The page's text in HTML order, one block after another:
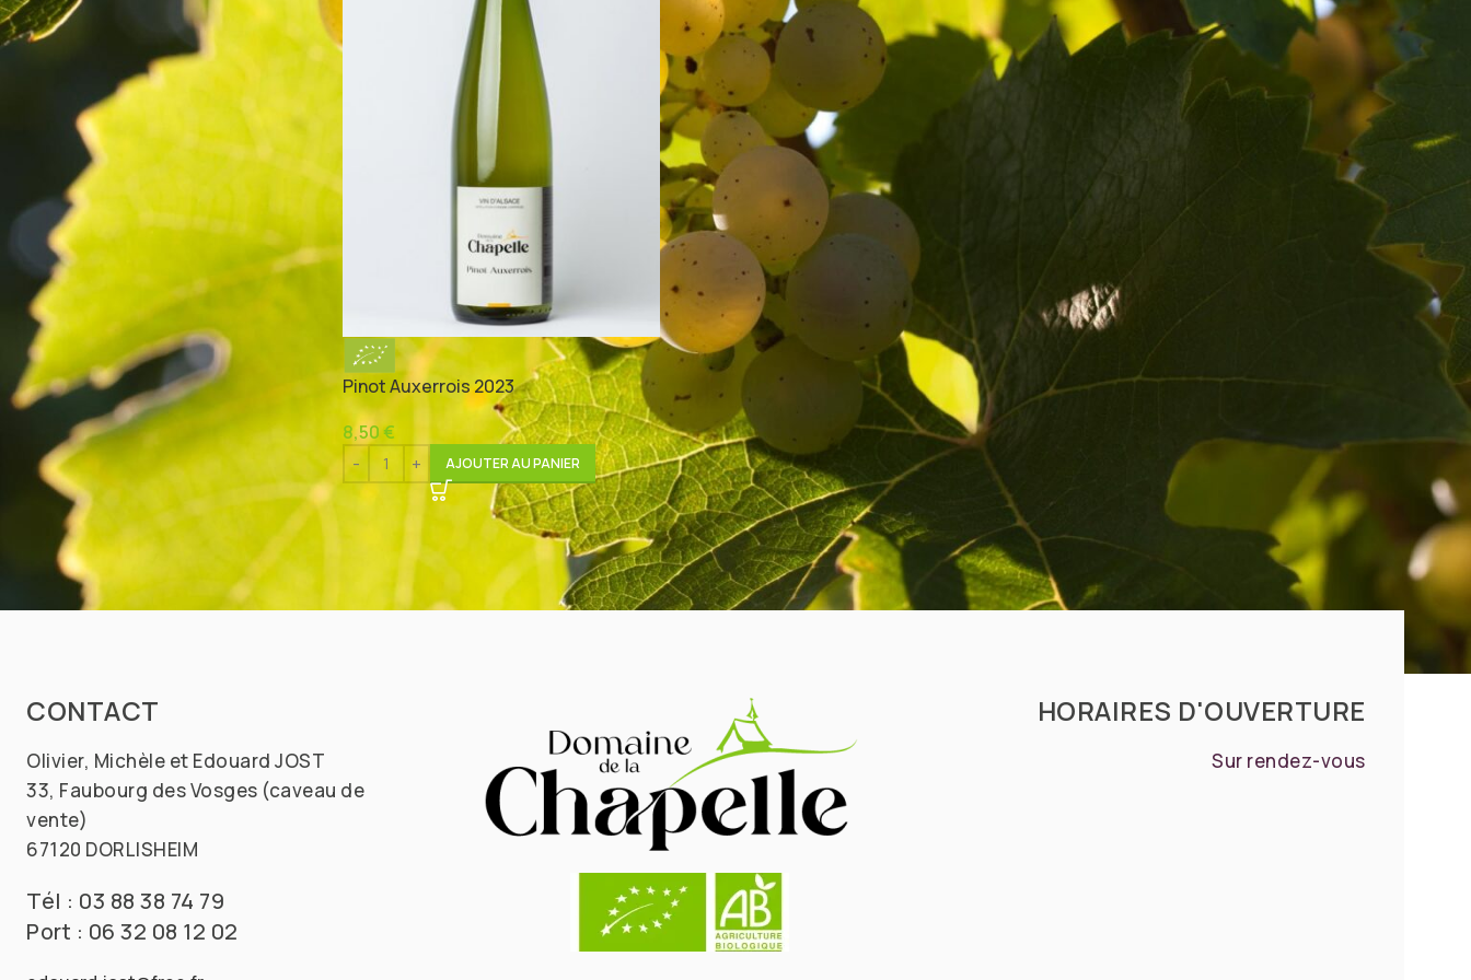
TYPE DE VIN
(1)
ACCORDS METS/VINS
Apéritif Asperges
Barbecue
Canard À L'orange
Cuisine Exotique
Dessert
Foie Gras
Fromage
Gibiers
Huîtres
Magret De Canard
Plats Épicés
Poisson
Poulet Au Curry
Risotto
Salade Composée
Salades Composées
Terrines
Viandes Blanches
Pinot Auxerrois 2023
8,50€
AJOUTER AU PANIER
CONTACT
Olivier, Michèle et Edouard JOST
33, Faubourg des Vosges (caveau de
vente)
67120 DORLISHEIM
Tél : 03 88 38 74 79
Port : 06 32 08 12 02
HORAIRES D'OUVERTURE
Sur rendez-vous